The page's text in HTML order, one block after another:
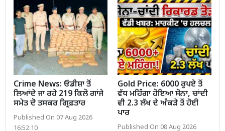
Crime News: ਓਡੀਸ਼ਾ ਤੋਂ
ਲਿਆਂਦੇ ਜਾ ਰਹੇ 219 ਕਿਲੋ ਗਾਂਜੇ
ਸਮੇਤ ਦੋ ਤਸਕਰ ਗ੍ਰਿਫ਼ਤਾਰ
Published On 07 Aug 2026
16:52:10
Gold Price: 6000 ਰੁਪਏ ਤੋਂ
ਵੱਧ ਮਹਿੰਗਾ ਹੋਇਆ ਸੋਨਾ, ਚਾਂਦੀ
ਵੀ 2.3 ਲੱਖ ਦੇ ਅੰਕੜੇ ਤੋਂ ਹੋਈ
ਪਾਰ
Published On 08 Aug 2026